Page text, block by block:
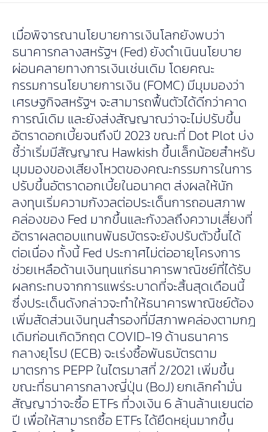
เมื่อพิจารณานโยบายการเงินโลกยังพบว่า
ธนาคารกลางสหรัฐฯ (Fed) ยังดำเนินนโยบาย
ผ่อนคลายทางการเงินเช่นเดิม โดยคณะ
กรรมการนโยบายการเงิน (FOMC) มีมุมมองว่า
เศรษฐกิจสหรัฐฯ จะสามารถฟื้นตัวได้ดีกว่าคาด
การณ์เดิม และยังส่งสัญญาณว่าจะไม่ปรับขึ้น
อัตราดอกเบี้ยจนถึงปี 2023 ขณะที่ Dot Plot บ่ง
ชี้ว่าเริ่มมีสัญญาณ Hawkish ขึ้นเล็กน้อยสำหรับ
มุมมองของเสียงโหวตของคณะกรรมการในการ
ปรับขึ้นอัตราดอกเบี้ยในอนาคต ส่งผลให้นัก
ลงทุนเริ่มความกังวลต่อประเด็นการถอนสภาพ
คล่องของ Fed มากขึ้นและกังวลถึงความเสี่ยงที่
อัตราผลตอบแทนพันธบัตรจะยังปรับตัวขึ้นได้
ต่อเนื่อง ทั้งนี้ Fed ประกาศไม่ต่ออายุโครงการ
ช่วยเหลือด้านเงินทุนแก่ธนาคารพาณิชย์ที่ได้รับ
ผลกระทบจากการแพร่ระบาดที่จะสิ้นสุดเดือนนี้
ซึ่งประเด็นดังกล่าวจะทำให้ธนาคารพาณิชย์ต้อง
เพิ่มสัดส่วนเงินทุนสำรองที่มีสภาพคล่องตามกฎ
เดิมก่อนเกิดวิกฤต COVID-19 ด้านธนาคาร
กลางยุโรป (ECB) จะเร่งซื้อพันธบัตรตาม
มาตรการ PEPP ในไตรมาสที่ 2/2021 เพิ่มขึ้น
ขณะที่ธนาคารกลางญี่ปุ่น (BoJ) ยกเลิกคำมั่น
สัญญาว่าจะซื้อ ETFs ที่วงเงิน 6 ล้านล้านเยนต่อ
ปี เพื่อให้สามารถซื้อ ETFs ได้ยืดหยุ่นมากขึ้น